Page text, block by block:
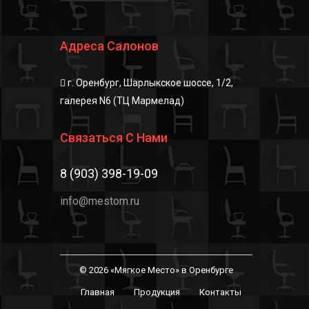
Адреса Салонов
г. Оренбург, Шарлыкское шоссе, 1/2,
галерея N6 (ТЦ Мармелад)
Связаться С Нами
8 (903) 398-19-09
info@mestom.ru
© 2026 «Мягкое Место» в Оренбурге
Главная Продукция Контакты